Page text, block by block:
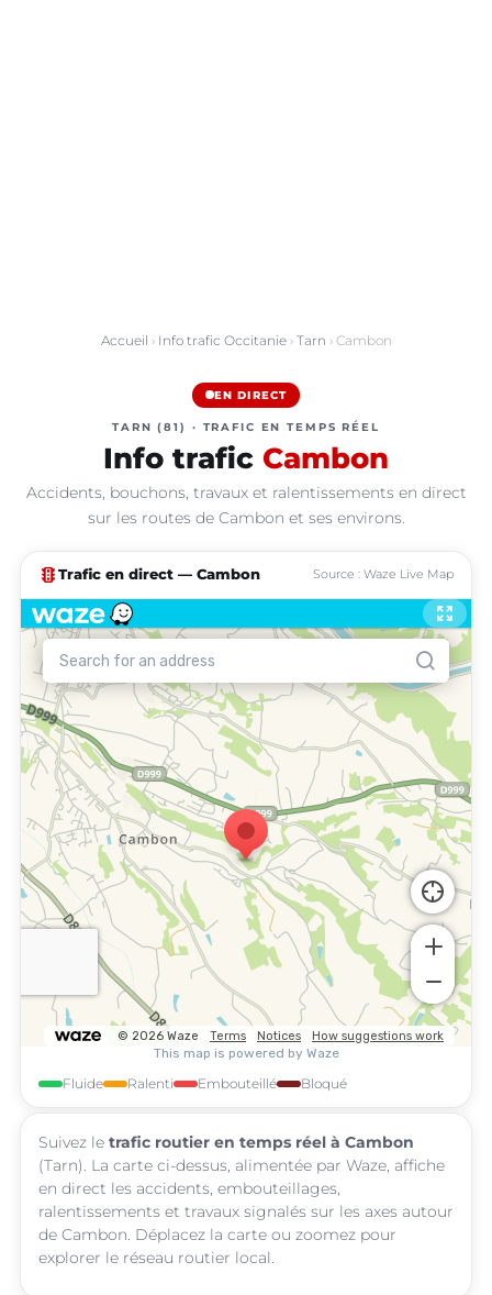
Accueil › Info trafic Occitanie› Tarn › Cambon
EN DIRECT
TARN (81) · TRAFIC EN TEMPS RÉEL
Info trafic Cambon
Accidents, bouchons, travaux et ralentissements en direct
sur les routes de Cambon et ses environs.
traffic Trafic en direct — Cambon Source : Waze Live Map
Fluide Ralenti Embouteillé Bloqué
Suivez le trafic routier en temps réel à Cambon
(Tarn). La carte ci-dessus, alimentée par Waze, affiche
en direct les accidents, embouteillages,
ralentissements et travaux signalés sur les axes autour
de Cambon. Déplacez la carte ou zoomez pour
explorer le réseau routier local.